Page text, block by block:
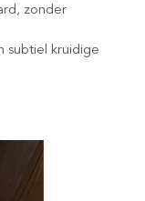
zonder
subtiel kruidige